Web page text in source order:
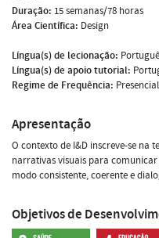
Duração: 15 semanas/78 horas
Área Científica: Design
Língua(s) de lecionação:
Língua(s) de apoio tutorial:
Regime de Frequência: Presencial
Apresentação
O contexto de I&D inscreve-se
narrativas visuais para
modo consistente, coerente e
Objetivos de